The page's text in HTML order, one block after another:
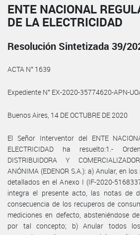
ENTE NACIONAL
DE LA ELECTRICIDAD
Resolución Sintetizada 39/
ACTA N° 1639
Expediente N° EX-2020-35774620-APN-
Buenos Aires, 14 DE OCTUBRE DE 2020
El Señor Interventor del ENTE
ELECTRICIDAD ha resuelto:1.-
DISTRIBUIDORA Y
ANÓNIMA (EDENOR S.A.): a) Anular, en
detallados en el Anexo I (IF-2020-
integra el presente acto, las notas de
consecuencia de los recuperos de
mediciones en defecto, absteniéndose
por tal concepto; b) Anular todos